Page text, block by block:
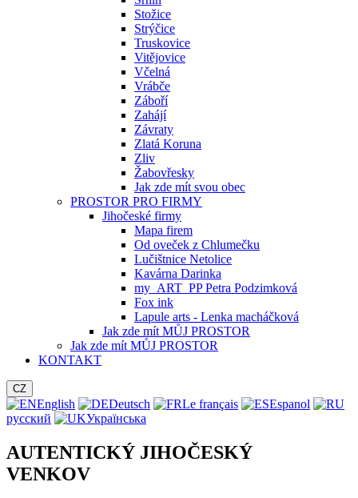
Stožice
Strýčice
Truskovice
Vitějovice
Včelná
Vrábče
Záboří
Zahájí
Závraty
Zlatá Koruna
Zliv
Žabovřesky
Jak zde mít svou obec
PROSTOR PRO FIRMY
Jihočeské firmy
Mapa firem
Od oveček z Chlumečku
Lučištnice Netolice
Kavárna Darinka
my_ART_PP Petra Podzimková
Fox ink
Lapule arts - Lenka macháčková
Jak zde mít MŮJ PROSTOR
Jak zde mít MŮJ PROSTOR
KONTAKT
CZ
English Deutsch Le français
Espanol
русский
Українська
AUTENTICKÝ JIHOČESKÝ
VENKOV